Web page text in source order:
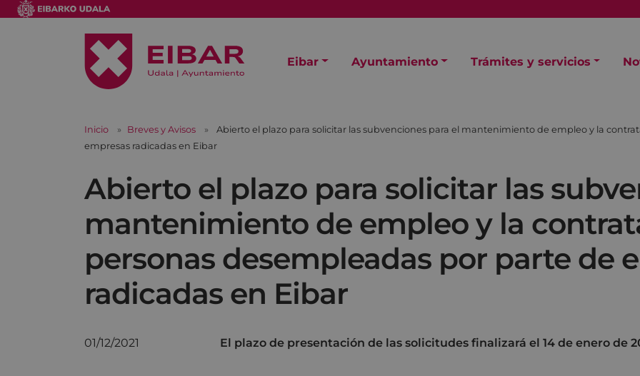
Eibar Ayuntamiento Trámites y servicios
Inicio Breves y Avisos
Abierto el plazo para solicitar las subvenciones para el mantenimiento de empleo y la
empresas radicadas en Eibar
Abierto el plazo para solicitar las
mantenimiento de empleo y la
personas desempleadas por parte de
radicadas en Eibar
01/12/2021 El plazo de presentación de las solicitudes finalizará el 14 de enero de